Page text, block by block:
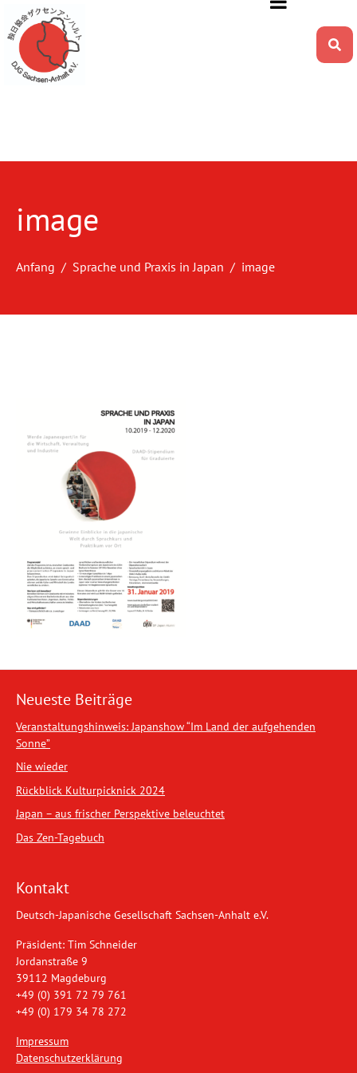
image
Anfang Sprache und Praxis in Japan image
Neueste Beiträge
Veranstaltungshinweis: Japanshow “Im Land der aufgehenden
Sonne”
Nie wieder
Rückblick Kulturpicknick 2024
Japan – aus frischer Perspektive beleuchtet
Das Zen-Tagebuch
Kontakt
Deutsch-Japanische Gesellschaft Sachsen-Anhalt e.V.
Präsident: Tim Schneider
Jordanstraße 9
39112 Magdeburg
+49 (0) 391 72 79 761
+49 (0) 179 34 78 272
Impressum
Datenschutzerklärung